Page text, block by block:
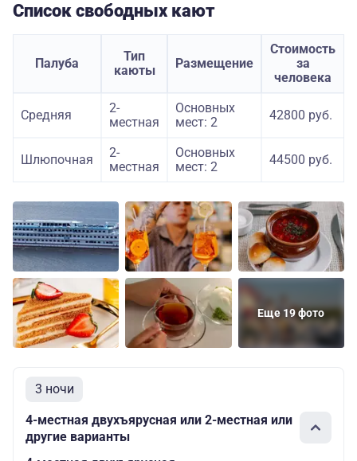
Список свободных кают
Палуба
Тип
каюты
Размещение
Стоимость
за
человека
Средняя
2-
местная
Основных
мест: 2
42800 руб.
Шлюпочная
2-
местная
Основных
мест: 2
44500 руб.
Еще 19 фото
3 ночи
4-местная двухъярусная или 2-местная или
другие варианты